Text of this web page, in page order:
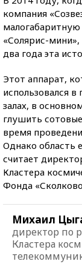
компания
«Солярис-
два года эта
Этот аппарат,
использовался
залах, в
глушить
время
Однако область
считает
Кластера
Фонда
Михаил
директор по
Кластера